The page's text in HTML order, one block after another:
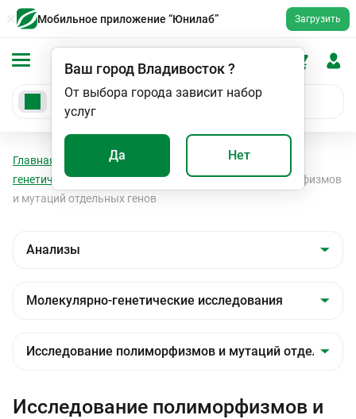
Мобильное приложение “Юнилаб” Загрузить
Ваш город Владивосток?
От выбора города зависит набор
услуг
Да Нет
Главная Анализы
Молекулярно-
генетические исследования
Исследование полиморфизмов
и мутаций отдельных генов
Исследование полиморфизмов и